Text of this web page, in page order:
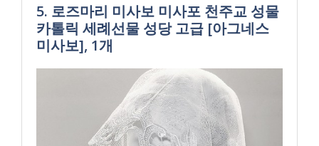
5. 로즈마리 미사보 미사포 천주교 성물
카톨릭 세례선물 성당 고급 [아그네스
미사보], 1개